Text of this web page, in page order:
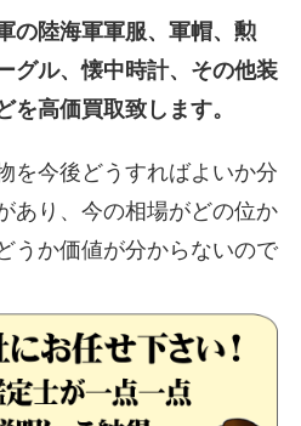
の陸海軍軍服、軍帽、勲
グル、懐中時計、その他装
高価買取致します。
を今後どうすればよいか分
あり、今の相場がどの位か
うか価値が分からないので